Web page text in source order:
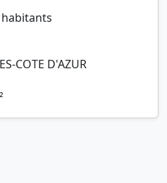
habitants
COTE D'AZUR